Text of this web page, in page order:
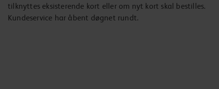
tilknyttes eksisterende kort eller om nyt kort skal bestilles.
Kundeservice har åbent døgnet rundt.